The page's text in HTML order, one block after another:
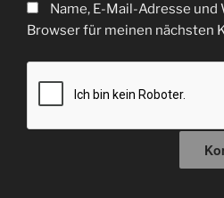
Name, E-Mail-Adresse
Browser für meinen nächsten